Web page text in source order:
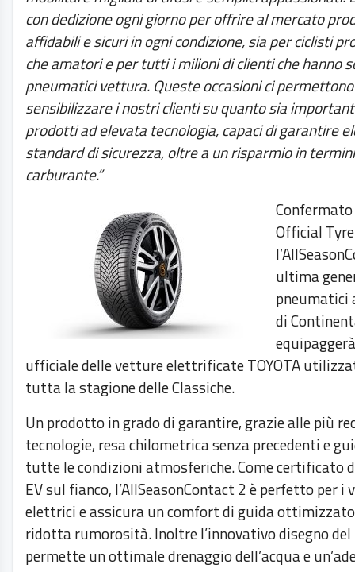
con dedizione ogni giorno per offrire al mercato
affidabili e sicuri in ogni condizione, sia per ciclisti
che amatori e per tutti i milioni di clienti che hanno
pneumatici vettura. Queste occasioni ci
sensibilizzare i nostri clienti su quanto sia
prodotti ad elevata tecnologia, capaci di garantire
standard di sicurezza, oltre a un risparmio in
carburante.”
Official Tyre
ultima
pneumatici
di
ufficiale delle vetture elettrificate TOYOTA
tutta la stagione delle Classiche.
Un prodotto in grado di garantire, grazie alle più
tecnologie, resa chilometrica senza precedenti e
tutte le condizioni atmosferiche. Come certificato
EV sul fianco, l’AllSeasonContact 2 è perfetto per i
elettrici e assicura un comfort di guida
ridotta rumorosità. Inoltre l’innovativo disegno
permette un ottimale drenaggio dell’acqua e